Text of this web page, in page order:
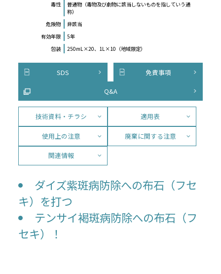
毒性
普通物（毒物及び劇物に該当しないものを指していう通
称）
危険物
非該当
有効年限
5年
包装
250mL×20、1L×10（地域限定）
SDS 免責事項
Q&A
技術資料・チラシ 適用表
使用上の注意 廃棄に関する注意
関連情報
ダイズ紫斑病防除への布石（フセ
キ）を打つ
テンサイ褐斑病防除への布石（フ
セキ）！